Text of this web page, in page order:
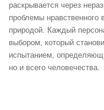
раскрывается через
проблемы нравственного
природой. Каждый
выбором, который
испытанием,
но и всего человечества.